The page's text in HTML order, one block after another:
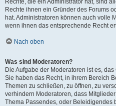
Rechte ihnen ein Gründer des Forums
hat. Administratoren können auch volle
wenn ihnen das entsprechende Recht
Nach oben
Was sind Moderatoren?
Die Aufgabe der Moderatoren ist es,
Sie haben das Recht, in ihrem Bereich
Themen zu schließen, zu öffnen, zu
verhindern Moderatoren, dass Mitglieder
Thema Passendes, oder Beleidigendes